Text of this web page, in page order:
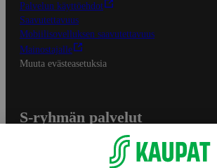
Palvelun käyttöehdot
Saavutettavuus
Mobiilisovelluksen saavutettavuus
Mainostajalle
Muuta evästeasetuksia
S-ryhmän palvelut